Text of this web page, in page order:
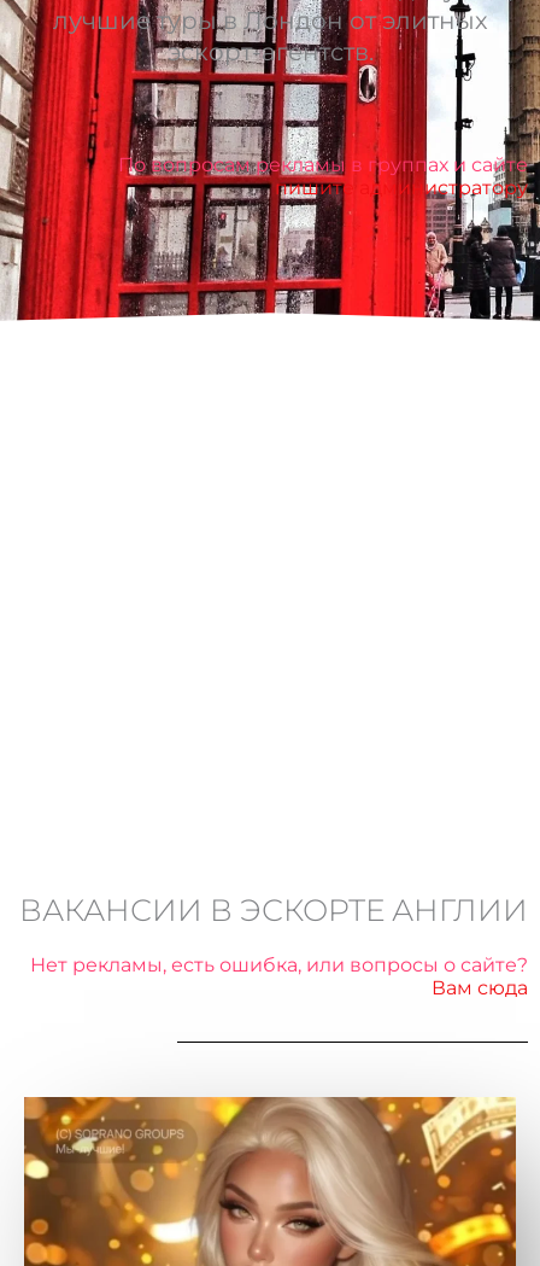
лучшие туры в Лондон от элитных
эскорт-агентств.
По вопросам рекламы в группах и сайте
пишите администратору
ВАКАНСИИ В ЭСКОРТЕ АНГЛИИ
Нет рекламы, есть ошибка, или вопросы о сайте?
Вам сюда